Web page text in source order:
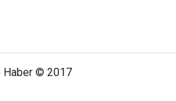
Haber © 2017